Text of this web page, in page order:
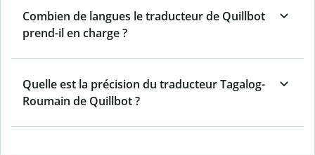
Combien de langues le traducteur de Quillbot
prend-il en charge ?
Quelle est la précision du traducteur Tagalog-
Roumain de Quillbot ?